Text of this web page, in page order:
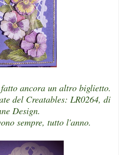
ancora un altro biglietto.
del Creatables: LR0264, di
Design.
sempre, tutto l'anno.